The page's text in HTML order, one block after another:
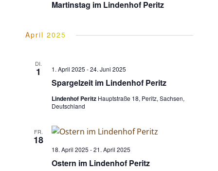
a
n
t
Martinstag im Lindenhof Peritz
April 2025
DI.
1
Spargelzeit im Lindenhof Peritz
1. April 2025 -24. Juni 2025
Lindenhof Peritz Hauptstraße 18, Peritz, Sachsen,
Deutschland
FR.
18
Ostern im Lindenhof Peritz
18. April 2025 -21. April 2025